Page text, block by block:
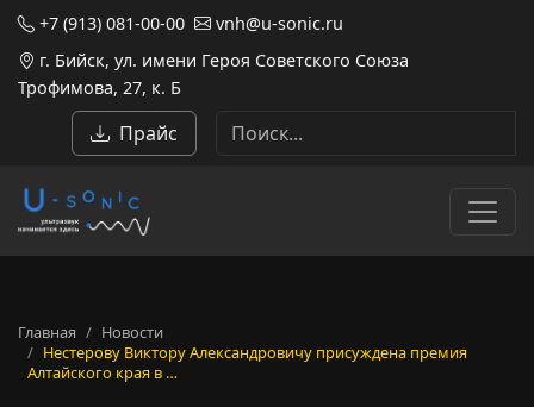
+7 (913) 081-00-00
vnh@u-sonic.ru
г. Бийск, ул. имени Героя Советского Союза
Трофимова, 27, к. Б
Прайс
Главная
Новости
Нестерову Виктору Александровичу присуждена премия
Алтайского края в …